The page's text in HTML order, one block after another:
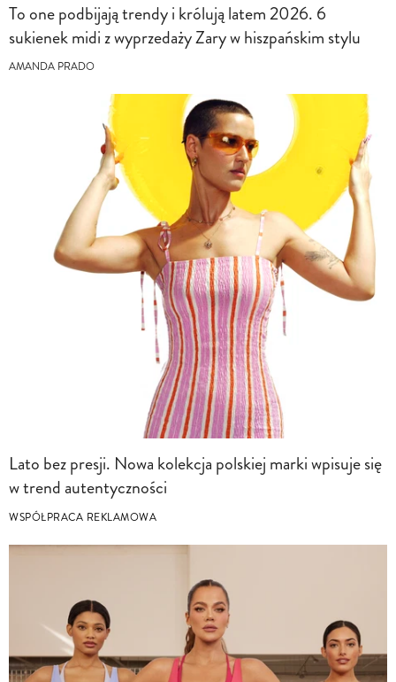
To one podbijają trendy i królują latem 2026. 6
sukienek midi z wyprzedaży Zary w hiszpańskim stylu
AMANDA PRADO
Lato bez presji. Nowa kolekcja polskiej marki wpisuje się
w trend autentyczności
WSPÓŁPRACA REKLAMOWA